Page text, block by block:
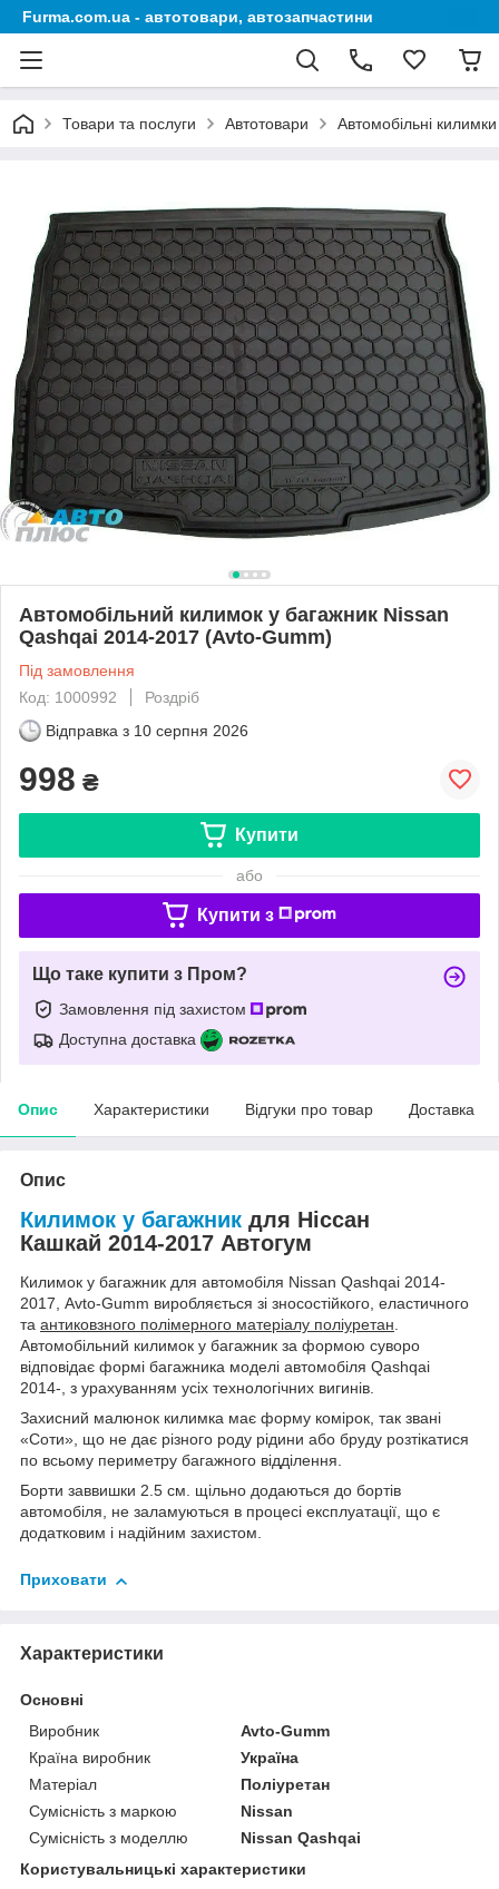
Furma.com.ua - автотовари, автозапчастини
Товари та послуги Автотовари Автомобільні килимки
Автомобільний килимок у багажник Nissan
Qashqai 2014-2017 (Avto-Gumm)
Під замовлення
Код: 1000992
Роздріб
Відправка з 10 серпня 2026
998 ₴
Купити
або
Купити з
Що таке купити з Пром?
Замовлення під захистом
Доступна доставка
Опис Характеристики Відгуки про товар Доставка
Опис
Килимок у багажник для Ніссан
Кашкай 2014-2017 Автогум
Килимок у багажник для автомобіля Nissan Qashqai 2014-
2017, Avto-Gumm виробляється зі зносостійкого, еластичного
та антиковзного полімерного матеріалу поліуретан.
Автомобільний килимок у багажник за формою суворо
відповідає формі багажника моделі автомобіля Qashqai
2014-, з урахуванням усіх технологічних вигинів.
Захисний малюнок килимка має форму комірок, так звані
«Соти», що не дає різного роду рідини або бруду розтікатися
по всьому периметру багажного відділення.
Борти заввишки 2.5 см. щільно додаються до бортів
автомобіля, не заламуються в процесі експлуатації, що є
додатковим і надійним захистом.
Приховати
Характеристики
Основні
Виробник
Avto-Gumm
Країна виробник
Україна
Матеріал
Поліуретан
Сумісність з маркою
Nissan
Сумісність з моделлю
Nissan Qashqai
Користувальницькі характеристики